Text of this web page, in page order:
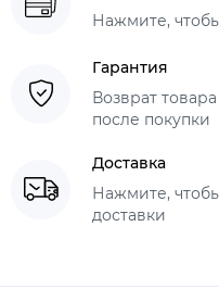
Нажмите,
Гарантия
Возврат
после покупки
Доставка
Нажмите,
доставки